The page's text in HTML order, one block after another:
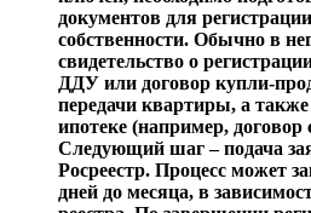
документов для
собственности. Обычно в
свидетельство о
ДДУ или договор купли-
передачи квартиры, а
ипотеке (например, договор
Следующий шаг – подача
Росреестр. Процесс может
дней до месяца, в